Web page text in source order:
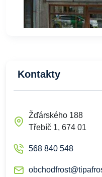
Kontakty
Žďárského 188
Třebíč 1, 674 01
568 840 548